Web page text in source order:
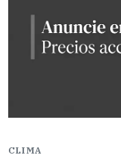
CLIMA